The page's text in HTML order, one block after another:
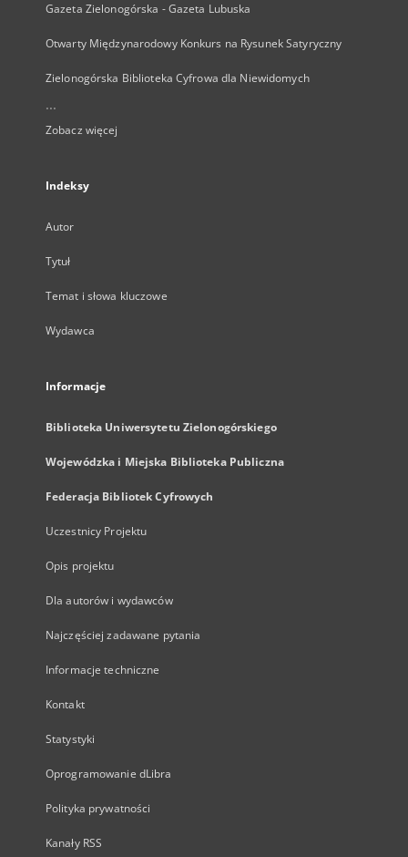
Gazeta Zielonogórska - Gazeta Lubuska
Otwarty Międzynarodowy Konkurs na Rysunek Satyryczny
Zielonogórska Biblioteka Cyfrowa dla Niewidomych
...
Zobacz więcej
Indeksy
Autor
Tytuł
Temat i słowa kluczowe
Wydawca
Informacje
Biblioteka Uniwersytetu Zielonogórskiego
Wojewódzka i Miejska Biblioteka Publiczna
Federacja Bibliotek Cyfrowych
Uczestnicy Projektu
Opis projektu
Dla autorów i wydawców
Najczęściej zadawane pytania
Informacje techniczne
Kontakt
Statystyki
Oprogramowanie dLibra
Polityka prywatności
Kanały RSS